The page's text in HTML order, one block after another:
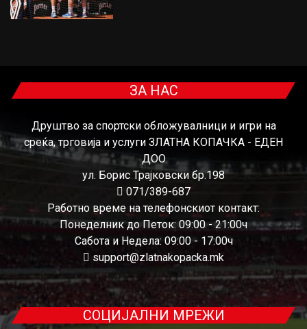
ЗА НАС
Друштво за спортски обложувалници и игри на
среќа, трговија и услуги ЗЛАТНА КОПАЧКА - ЕДЕН
ДОО
ул. Борис Трајковски бр.198
071/389-687
Работно време на телефонскиот контакт:
Понеделник до Петок: 09:00 - 21:00ч
Сабота и Недела: 09:00 - 17:00ч
support@zlatnakopacka.mk
СОЦИЈАЛНИ МРЕЖИ